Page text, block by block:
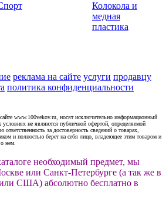
Колокола и
медная
пластика
реклама на сайте услуги продавцу
политика конфиденциальности
www.100vekov.ru, носят исключительно информационный
не являются публичной офертой, определяемой
за достоверность сведений о товарах,
и полностью берет на себя лицо, владеющее этим товаром и
нем.
необходимый предмет, мы
или Санкт-Петербурге (а так же в
США) абсолютно бесплатно в